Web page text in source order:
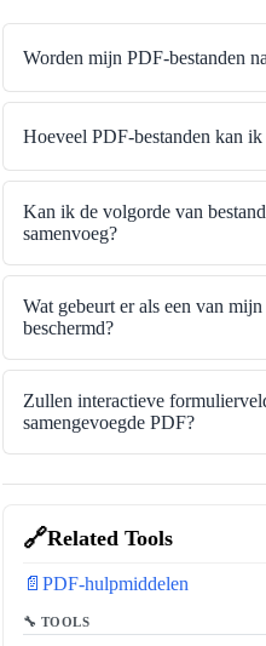
🔗Related Tools
📄 PDF-hulpmiddelen
🔧 TOOLS
Worden mijn PDF-bestanden
Hoeveel PDF-bestanden kan
Kan ik de volgorde van
samenvoeg?
Wat gebeurt er als een van
beschermd?
Zullen interactieve
samengevoegde PDF?